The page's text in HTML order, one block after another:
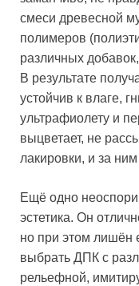
смеси древесной
полимеров
различных
В результате
устойчив к влаге,
ультрафиолету и
выцветает, не
лакировки, и за
Ещё одно
эстетика. Он
но при этом лишён
выбрать ДПК с
рельефной,